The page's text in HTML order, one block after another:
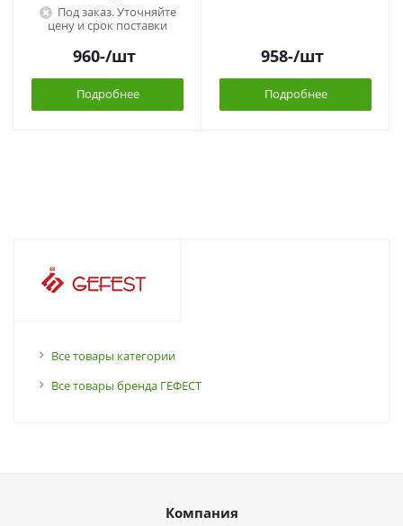
Под заказ. Уточняйте
цену и срок поставки
960-/шт
Подробнее
958-/шт
Подробнее
Все товары категории
Все товары бренда ГЕФЕСТ
Компания